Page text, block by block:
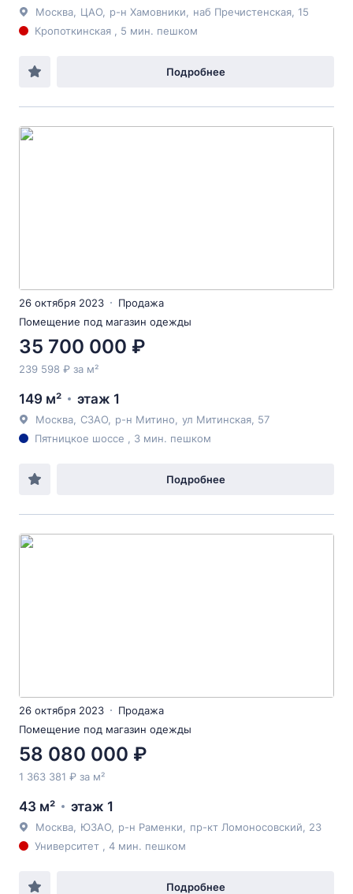
Москва ЦАО р-н Хамовники наб Пречистенская , 15
Кропоткинская , 5 мин. пешком
Подробнее
26 октября 2023
Продажа
Помещение под магазин одежды
35 700 000 ₽
239 598 ₽ за м²
149 м² этаж 1
Москва СЗАО р-н Митино ул Митинская , 57
Пятницкое шоссе , 3 мин. пешком
Подробнее
26 октября 2023
Продажа
Помещение под магазин одежды
58 080 000 ₽
1 363 381 ₽ за м²
43 м² этаж 1
Москва ЮЗАО р-н Раменки пр-кт Ломоносовский , 23
Университет , 4 мин. пешком
Подробнее